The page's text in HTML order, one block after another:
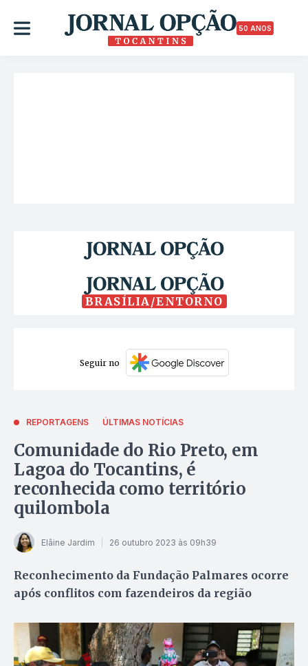
50 ANOS
BRASÍLIA/ENTORNO
Seguir no
REPORTAGENS ÚLTIMAS NOTÍCIAS
Comunidade do Rio Preto, em
Lagoa do Tocantins, é
reconhecida como território
quilombola
Elâine Jardim 26 outubro 2023 às 09h39
Reconhecimento da Fundação Palmares ocorre
após conflitos com fazendeiros da região